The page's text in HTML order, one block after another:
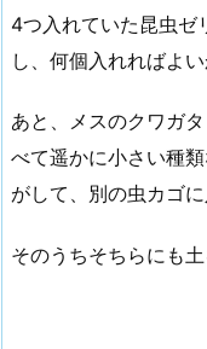
4つ入れていた昆虫ゼ
し、何個入れればよ
あと、メスのクワガ
べて遥かに小さい種
がして、別の虫カゴ
そのうちそちらにも土